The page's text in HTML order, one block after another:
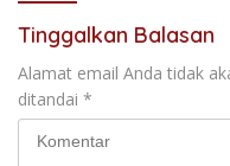
Tinggalkan Balasan
Alamat email Anda tidak
ditandai *